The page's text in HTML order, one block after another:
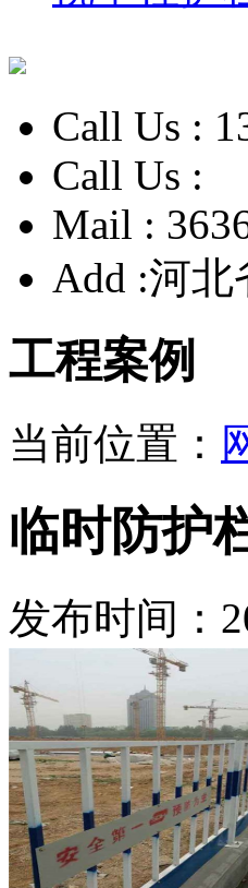
Call Us :
Call Us :
Mail :
Add :河北
工程案例
当前位置：
临时防护
发布时间：